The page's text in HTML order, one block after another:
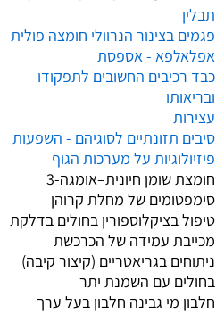
תבלין
פגמים בצינור הנרוולי חומצה פולית
אפלאלפא - אספסת
כבד רכיבים החשובים לתפקודו
ובריאותו
עצירות
סיבים תזונתיים לסוגיהם - השפעות
פיזיולוגיות על מערכות הגוף
חומצת שומן חיונית–אומגה-3
סימפטומים של מחלת קרוהן
טיפול בציקלוספורין בחולים בדלקת
מכייבת עמידה של הכרכשת
ניתוחים בגריאטריים (קיצור קיבה)
בחולים עם השמנת יתר
חלבון מי גבינה חלבון בעל ערך